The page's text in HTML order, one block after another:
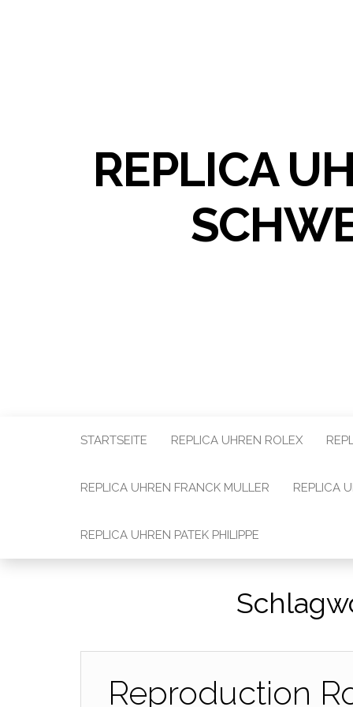
REPLICA
STARTSEITE REPLICA UHREN ROLEX
REPLICA UHREN FRANCK MULLER REPLICA
REPLICA UHREN PATEK PHILIPPE
Reproduction